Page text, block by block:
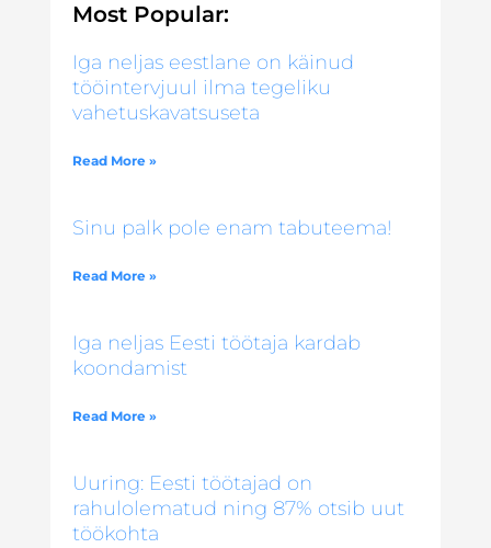
Most Popular:
Iga neljas eestlane on käinud
tööintervjuul ilma tegeliku
vahetuskavatsuseta
Read More »
Sinu palk pole enam tabuteema!
Read More »
Iga neljas Eesti töötaja kardab
koondamist
Read More »
Uuring: Eesti töötajad on
rahulolematud ning 87% otsib uut
töökohta